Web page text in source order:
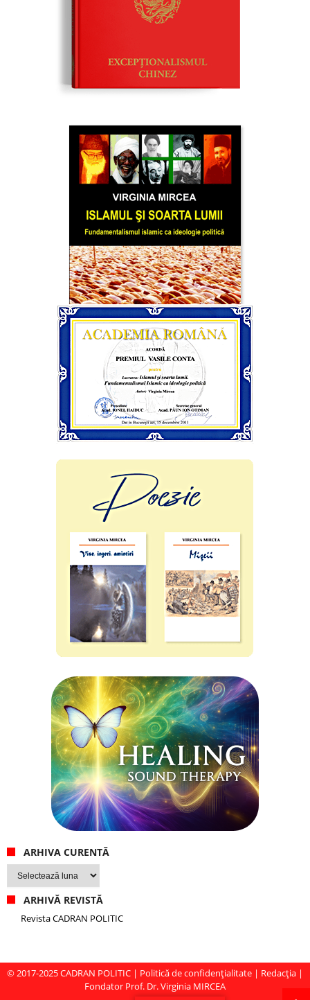
ARHIVA CURENTĂ
Arhiva
ARHIVĂ REVISTĂ
Revista CADRAN POLITIC
© 2017-2025CADRAN POLITIC | Politică de confidențialitate | Redacția |
Fondator Prof. Dr. Virginia MIRCEA